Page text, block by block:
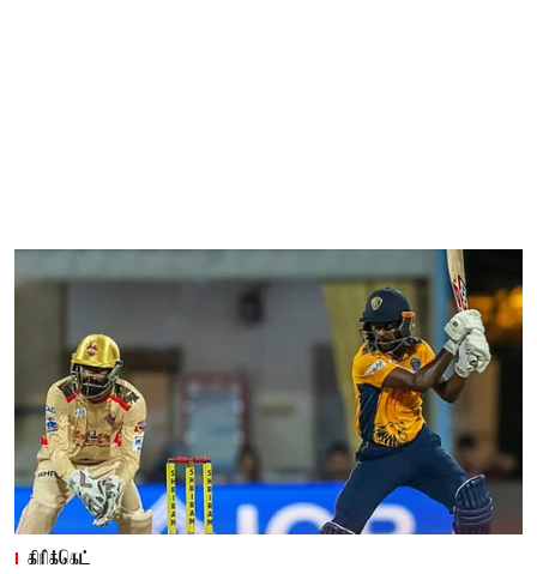
கிரிக்கெட்